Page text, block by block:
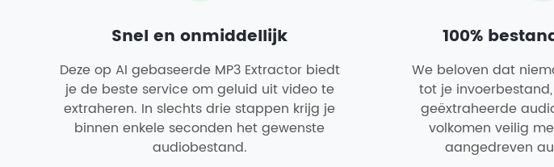
Snel en onmiddellijk
Deze op AI gebaseerde MP3 Extractor biedt
je de beste service om geluid uit video te
extraheren. In slechts drie stappen krijg je
binnen enkele seconden het gewenste
audiobestand.
100%
We beloven dat
tot je
geëxtraheerde
volkomen veilig
aangedreven